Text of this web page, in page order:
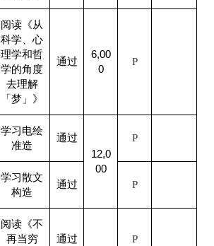
阅读《从
科学、心
理学和哲
学的角度
去理解
「梦」》
通过
6,00
0
P
学习电绘
准造
通过
12,0
00
P
学习散文
构造
通过 P
阅读《不
再当穷
通过 P